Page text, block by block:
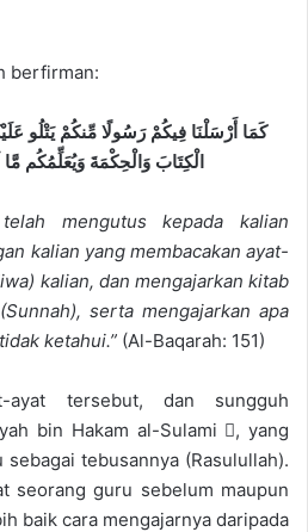
berfirman:
كَمَا أَرْسَلْنَا فِيكُمْ رَسُولًا مِّنكُمْ يَتْلُو
الْكِتَابَ وَالْحِكْمَةَ وَيُعَلِّمُكُم مَّا
telah mengutus kepada kalian
kalian yang membacakan ayat-
kalian, dan mengajarkan kitab
serta mengajarkan apa
ketahui.” (Al-Baqarah: 151)
ayat tersebut, dan sungguh
bin Hakam al-Sulami , yang
sebagai tebusannya (Rasulullah).
seorang guru sebelum maupun
baik cara mengajarnya daripada